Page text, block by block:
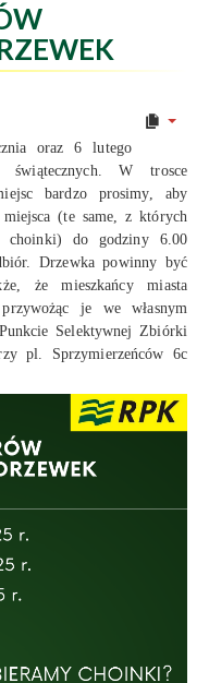
oraz 6 lutego
świątecznych. W trosce
bardzo prosimy, aby
miejsca (te same, z których
choinki) do godziny 6.00
Drzewka powinny być
że mieszkańcy miasta
je we własnym
Selektywnej Zbiórki
pl. Sprzymierzeńców 6c